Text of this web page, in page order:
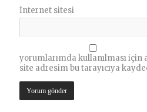
İnternet sitesi
yorumlarımda kullanılması için
site adresim bu tarayıcıya